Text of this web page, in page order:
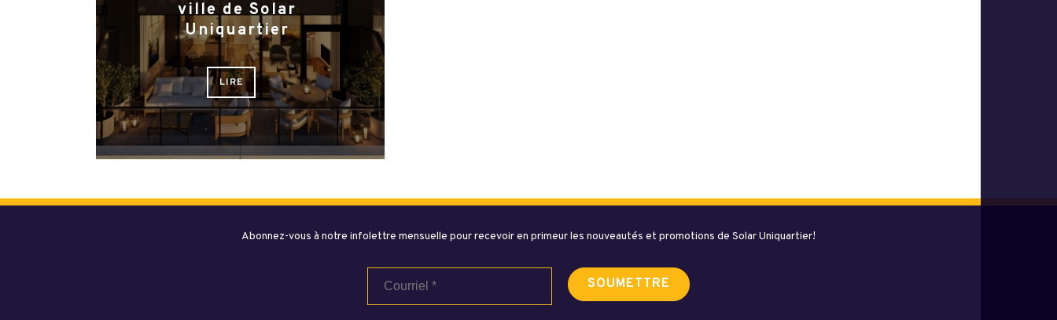
ville de Solar
Uniquartier
LIRE
Abonnez-vous à notre infolettre mensuelle pour recevoir en primeur les nouveautés et promotions de Solar Uniquartier!